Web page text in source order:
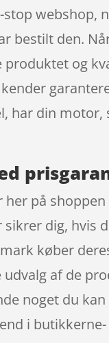
webshop,
bestilt den.
og
har din
her på
dig,
køber
af de
noget du
i